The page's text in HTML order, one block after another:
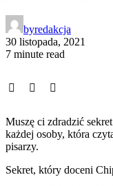
byredakcja
30 listopada, 2021
7 minute read
Muszę ci zdradzić
każdej osoby, która
pisarzy.
Sekret, który doceni